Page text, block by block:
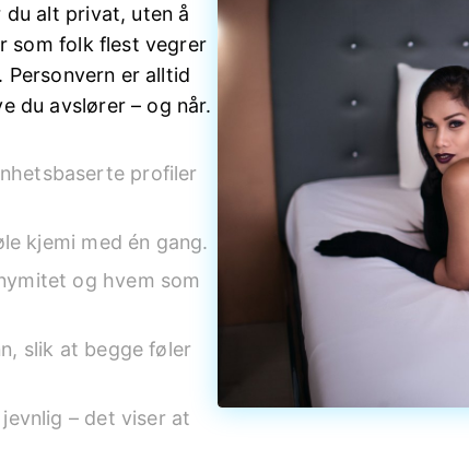
du alt privat, uten å
som folk flest vegrer
Personvern er alltid
du avslører – og når.
profiler
kjemi med én gang.
og hvem som
slik at begge føler
– det viser at